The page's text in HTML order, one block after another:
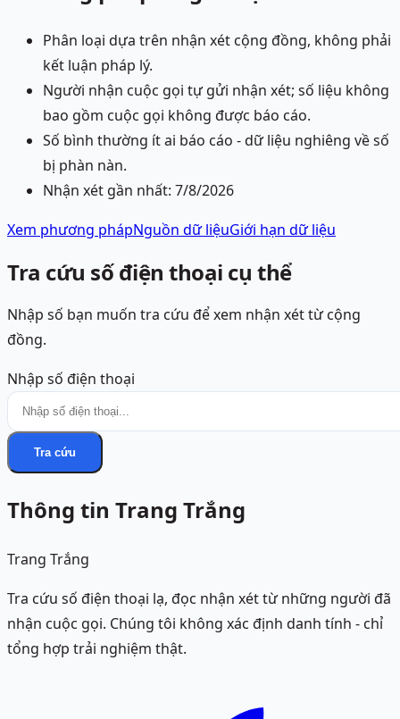
Phân loại dựa trên nhận xét cộng đồng, không phải
kết luận pháp lý.
Người nhận cuộc gọi tự gửi nhận xét; số liệu không
bao gồm cuộc gọi không được báo cáo.
Số bình thường ít ai báo cáo - dữ liệu nghiêng về số
bị phàn nàn.
Nhận xét gần nhất: 7/8/2026
Xem phương phápNguồn dữ liệuGiới hạn dữ liệu
Tra cứu số điện thoại cụ thể
Nhập số bạn muốn tra cứu để xem nhận xét từ cộng
đồng.
Nhập số điện thoại
Tra cứu
Thông tin Trang Trắng
Trang Trắng
Tra cứu số điện thoại lạ, đọc nhận xét từ những người đã
nhận cuộc gọi. Chúng tôi không xác định danh tính - chỉ
tổng hợp trải nghiệm thật.